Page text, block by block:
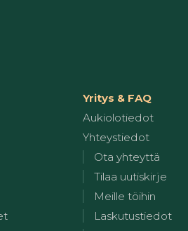
Yritys & FAQ
Aukiolotiedot
Yhteystiedot
Ota yhteyttä
Tilaa uutiskirje
Meille töihin
Laskutustiedot